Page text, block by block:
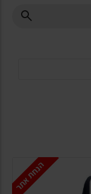
הנחת אתר